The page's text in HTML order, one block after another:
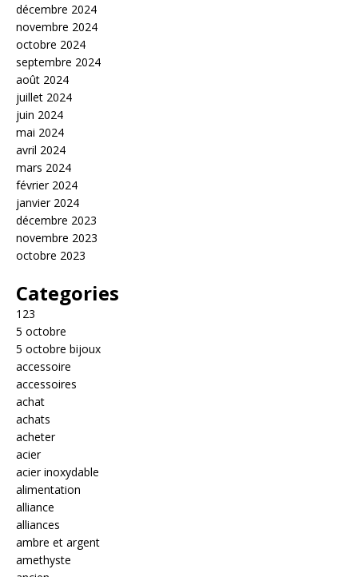
décembre 2024
novembre 2024
octobre 2024
septembre 2024
août 2024
juillet 2024
juin 2024
mai 2024
avril 2024
mars 2024
février 2024
janvier 2024
décembre 2023
novembre 2023
octobre 2023
Categories
123
5 octobre
5 octobre bijoux
accessoire
accessoires
achat
achats
acheter
acier
acier inoxydable
alimentation
alliance
alliances
ambre et argent
amethyste